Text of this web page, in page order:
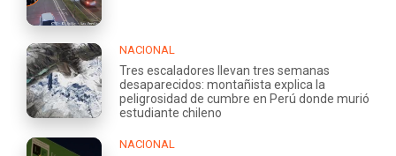
NACIONAL
Tres escaladores llevan tres semanas
desaparecidos: montañista explica la
peligrosidad de cumbre en Perú donde murió
estudiante chileno
NACIONAL